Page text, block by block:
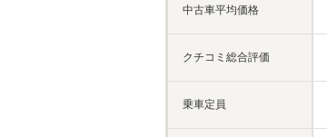
中古車平均価格
クチコミ総合評価
乗車定員